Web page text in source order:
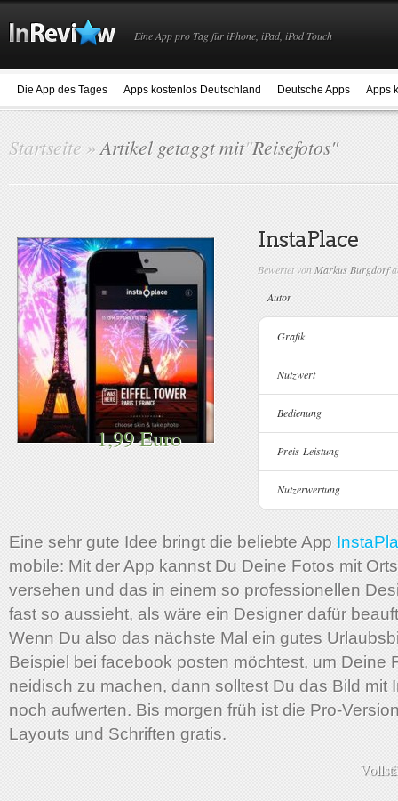
Eine App pro Tag für iPhone, iPad, iPod Touch
Die App des Tages Apps kostenlos Deutschland Deutsche Apps Apps
Startseite »Artikel getaggt mit"Reisefotos"
1,99 Euro
InstaPlace
Bewertet vonMarkus Burgdorf
Autor
Grafik
Nutzwert
Bedienung
Preis-Leistung
Nutzerwertung
Eine sehr gute Idee bringt die beliebte App
mobile: Mit der App kannst Du Deine Fotos mit
versehen und das in einem so professionellen
fast so aussieht, als wäre ein Designer dafür
Wenn Du also das nächste Mal ein gutes
Beispiel bei facebook posten möchtest, um Deine
neidisch zu machen, dann solltest Du das Bild mit
noch aufwerten. Bis morgen früh ist die Pro-
Layouts und Schriften gratis.